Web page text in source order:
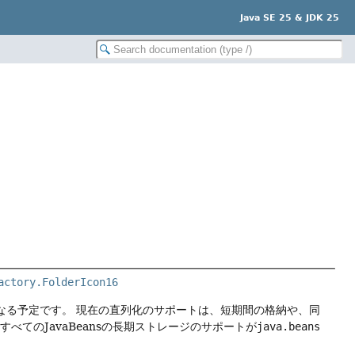
Java SE 25 & JDK 25
予定です。
現在の直列化のサポートは、短期間の格納や、同
べてのJavaBeansの長期ストレージのサポートがjava.beans